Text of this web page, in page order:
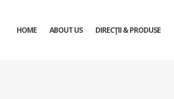
HOME ABOUT US DIRECŢII & PRODUSE